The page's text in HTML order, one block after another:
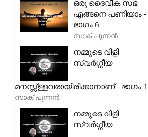
ഒരു ദൈവീക സഭ
എങ്ങനെ പണിയാം -
ഭാഗം 6
സാക് പുന്നൻ
നമ്മുടെ വിളി
സ്വർഗ്ഗീയ
മനസ്സ്ള്ളവരായിരിക്കാനാണ് - ഭാഗം 1
സാക് പുന്നൻ
നമ്മുടെ വിളി
സ്വർഗ്ഗീയ